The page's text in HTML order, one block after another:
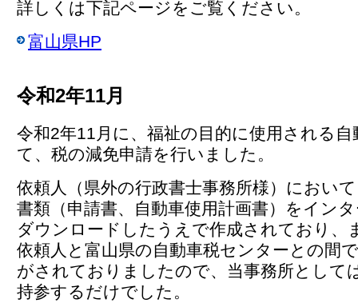
詳しくは下記ページをご覧ください。
富山県HP
令和2年11月
令和2年11月に、福祉の目的に使用される
て、税の減免申請を行いました。
依頼人（県外の行政書士事務所様）におい
書類（申請書、自動車使用計画書）をイン
ダウンロードしたうえで作成されており、
依頼人と富山県の自動車税センターとの間
がされておりましたので、当事務所として
持参するだけでした。